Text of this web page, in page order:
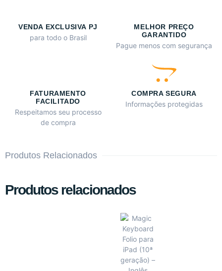
VENDA EXCLUSIVA PJ
para todo o Brasil
MELHOR PREÇO
GARANTIDO
Pague menos com segurança
FATURAMENTO
FACILITADO
Respeitamos seu processo
de compra
COMPRA SEGURA
Informações protegidas
Produtos Relacionados
Produtos relacionados